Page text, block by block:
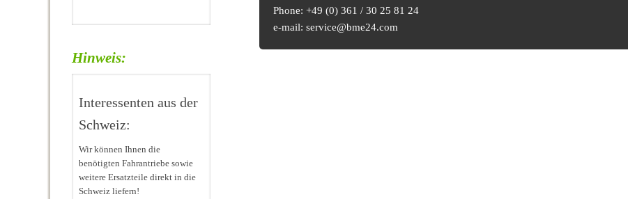
Phone: +49 (0) 361 / 30 25 81 24
e-mail: service@bme24.com
Hinweis:
Interessenten aus der
Schweiz:
Wir können Ihnen die
benötigten Fahrantriebe sowie
weitere Ersatzteile direkt in die
Schweiz liefern!